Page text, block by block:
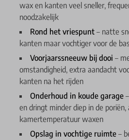
wax en kanten veel sneller,
noodzakelijk
Rond het vriespunt – natte
kanten maar vochtiger voor de
Voorjaarssneeuw bij dooi –
omstandigheid, extra aandacht
kanten na het rijden
Onderhoud in koude garage
en dringt minder diep in de poriën,
kamertemperatuur waxen
Opslag in vochtige ruimte –